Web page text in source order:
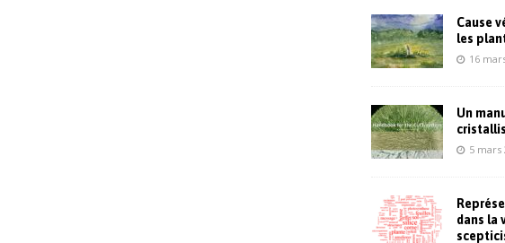
Cause
les
16
Un
5 mars
dans la